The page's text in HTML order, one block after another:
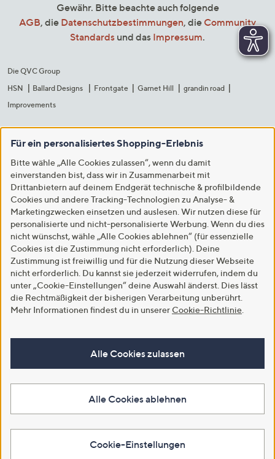
Gewähr. Bitte beachte auch folgende
AGB, die Datenschutzbestimmungen, die Community
Standards und das Impressum.
Die QVC Group
HSN
Ballard Designs Frontgate Garnet Hill
grandin road
Improvements
Für ein personalisiertes Shopping-Erlebnis
Bitte wähle „Alle Cookies zulassen“, wenn du damit
einverstanden bist, dass wir in Zusammenarbeit mit
Drittanbietern auf deinem Endgerät technische & profilbildende
Cookies und andere Tracking-Technologien zu Analyse- &
Marketingzwecken einsetzen und auslesen. Wir nutzen diese für
personalisierte und nicht-personalisierte Werbung. Wenn du dies
nicht wünschst, wähle „Alle Cookies ablehnen“ (für essenzielle
Cookies ist die Zustimmung nicht erforderlich). Deine
Zustimmung ist freiwillig und für die Nutzung dieser Webseite
nicht erforderlich. Du kannst sie jederzeit widerrufen, indem du
unter „Cookie-Einstellungen“ deine Auswahl änderst. Dies lässt
die Rechtmäßigkeit der bisherigen Verarbeitung unberührt.
Mehr Informationen findest du in unserer Cookie-Richtlinie
Alle Cookies zulassen
Alle Cookies ablehnen
Cookie-Einstellungen